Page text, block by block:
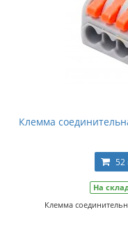
Клемма
52
На
Клемма